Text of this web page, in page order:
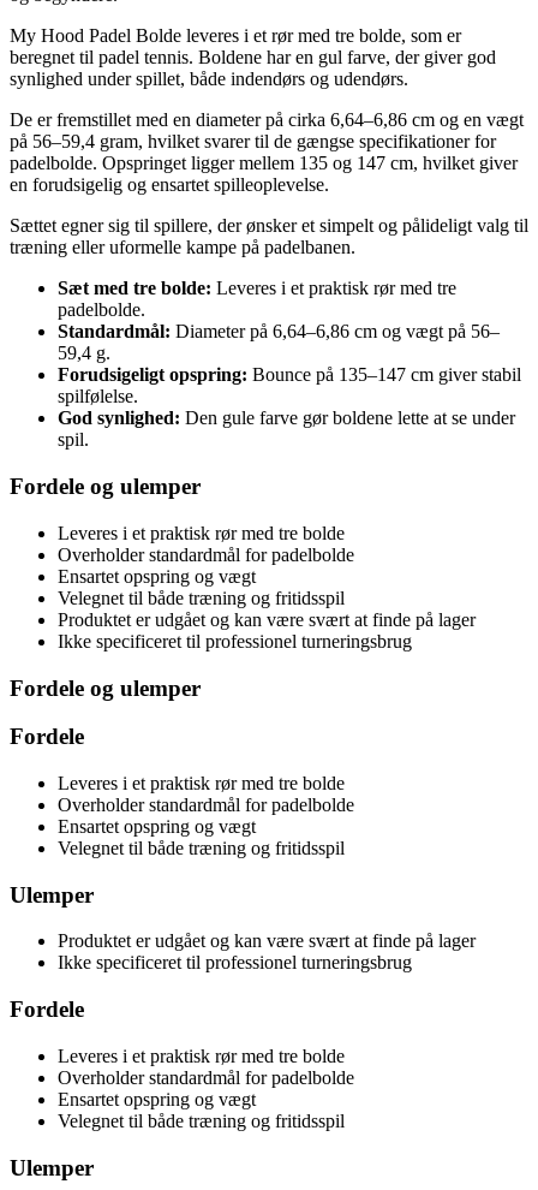
My Hood Padel Bolde leveres i et rør med tre bolde, som er
beregnet til padel tennis. Boldene har en gul farve, der giver god
synlighed under spillet, både indendørs og udendørs.
De er fremstillet med en diameter på cirka 6,64–6,86 cm og en vægt
på 56–59,4 gram, hvilket svarer til de gængse specifikationer for
padelbolde. Opspringet ligger mellem 135 og 147 cm, hvilket giver
en forudsigelig og ensartet spilleoplevelse.
Sættet egner sig til spillere, der ønsker et simpelt og pålideligt valg til
træning eller uformelle kampe på padelbanen.
Sæt med tre bolde: Leveres i et praktisk rør med tre
padelbolde.
Standardmål: Diameter på 6,64–6,86 cm og vægt på 56–
59,4 g.
Forudsigeligt opspring: Bounce på 135–147 cm giver stabil
spilfølelse.
God synlighed: Den gule farve gør boldene lette at se under
spil.
Fordele og ulemper
Leveres i et praktisk rør med tre bolde
Overholder standardmål for padelbolde
Ensartet opspring og vægt
Velegnet til både træning og fritidsspil
Produktet er udgået og kan være svært at finde på lager
Ikke specificeret til professionel turneringsbrug
Fordele og ulemper
Fordele
Leveres i et praktisk rør med tre bolde
Overholder standardmål for padelbolde
Ensartet opspring og vægt
Velegnet til både træning og fritidsspil
Ulemper
Produktet er udgået og kan være svært at finde på lager
Ikke specificeret til professionel turneringsbrug
Fordele
Leveres i et praktisk rør med tre bolde
Overholder standardmål for padelbolde
Ensartet opspring og vægt
Velegnet til både træning og fritidsspil
Ulemper